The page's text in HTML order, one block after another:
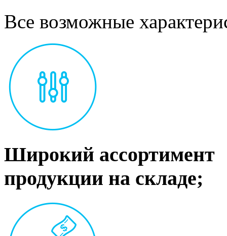
Все возможные
Широкий ассортимент
продукции на складе;